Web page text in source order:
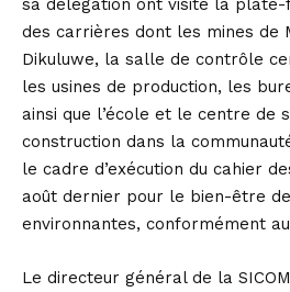
sa délégation ont visité la plate-
des carrières dont les mines de
Dikuluwe, la salle de contrôle
les usines de production, les
ainsi que l’école et le centre de
construction dans la
le cadre d’exécution du cahier
août dernier pour le bien-être
environnantes, conformément
Le directeur général de la